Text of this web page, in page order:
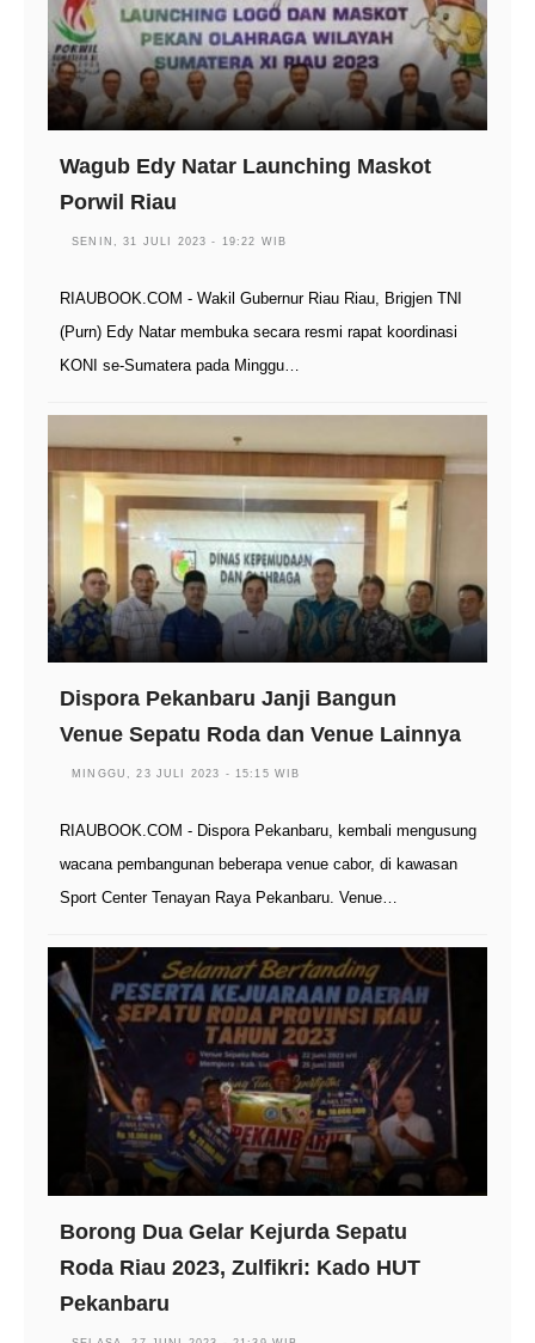
Wagub Edy Natar Launching Maskot
Porwil Riau
SENIN, 31 JULI 2023 - 19:22 WIB
RIAUBOOK.COM - Wakil Gubernur Riau Riau, Brigjen TNI
(Purn) Edy Natar membuka secara resmi rapat koordinasi
KONI se-Sumatera pada Minggu…
Dispora Pekanbaru Janji Bangun
Venue Sepatu Roda dan Venue Lainnya
MINGGU, 23 JULI 2023 - 15:15 WIB
RIAUBOOK.COM - Dispora Pekanbaru, kembali mengusung
wacana pembangunan beberapa venue cabor, di kawasan
Sport Center Tenayan Raya Pekanbaru. Venue…
Borong Dua Gelar Kejurda Sepatu
Roda Riau 2023, Zulfikri: Kado HUT
Pekanbaru